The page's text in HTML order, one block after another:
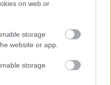
on web or
storage
website or app.
storage